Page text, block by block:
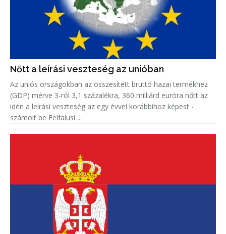
Nőtt a leírási veszteség az unióban
Az uniós országokban az összesített bruttó hazai termékhez
(GDP) mérve 3-ról 3,1 százalékra, 360 milliárd euróra nőtt az
idén a leírási veszteség az egy évvel korábbihoz képest -
számolt be Felfalusi ...